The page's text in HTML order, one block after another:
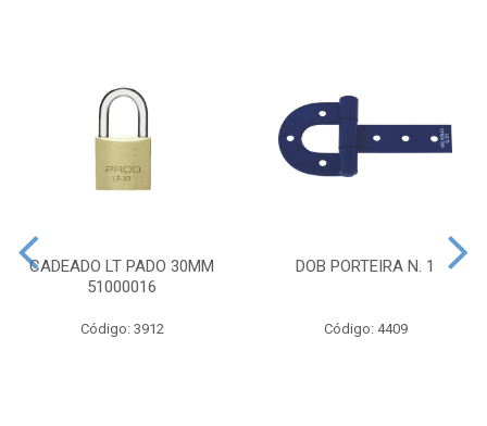
CADEADO LT PADO 30MM
51000016
Código: 3912
DOB PORTEIRA N. 1
Código: 4409